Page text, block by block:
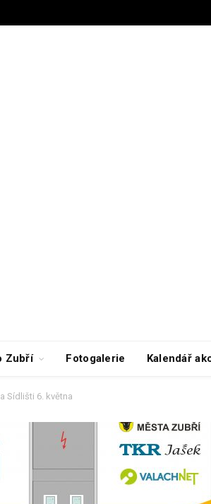
Zubří Fotogalerie Kalendář
Sídlišti 6. května